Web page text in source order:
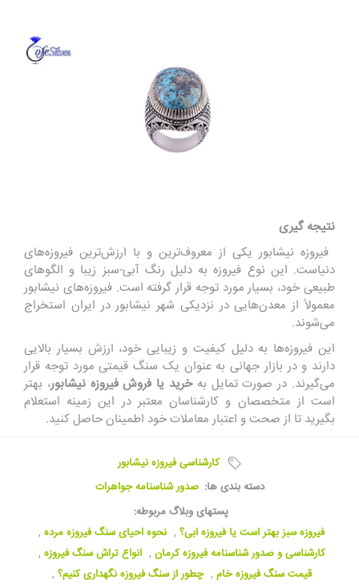
نتیجه گیری
‏ فیروزه نیشابور یکی از معروف‌ترین و با ارزش‌ترین فیروزه‌های
دنیاست. این نوع فیروزه به دلیل رنگ آبی-سبز زیبا و الگوهای
طبیعی خود، بسیار مورد توجه قرار گرفته است. فیروزه‌های نیشابور
معمولاً از معدن‌هایی در نزدیکی شهر نیشابور در ایران استخراج
می‌شوند.
این فیروزه‌ها به دلیل کیفیت و زیبایی خود، ارزش بسیار بالایی
دارند و در بازار جهانی به عنوان یک سنگ قیمتی مورد توجه قرار
می‌گیرند. در صورت تمایل به خرید یا فروش فیروزه نیشابور، بهتر
است از متخصصان و کارشناسان معتبر در این زمینه استعلام
بگیرید تا از صحت و اعتبار معاملات خود اطمینان حاصل کنید.
کارشناسی فیروزه نیشابور
دسته بندی ها: صدور شناسنامه جواهرات
پستهای وبلاگ مربوطه:
فیروزه سبز بهتر است یا فیروزه ابی؟ , نحوه احیای سنگ فیروزه مرده ,
کارشناسی و صدور شناسنامه فیروزه کرمان , انواع تراش سنگ فیروزه ,
قیمت سنگ فیروزه خام , چطور از سنگ فیروزه نگهداری کنیم؟ ,